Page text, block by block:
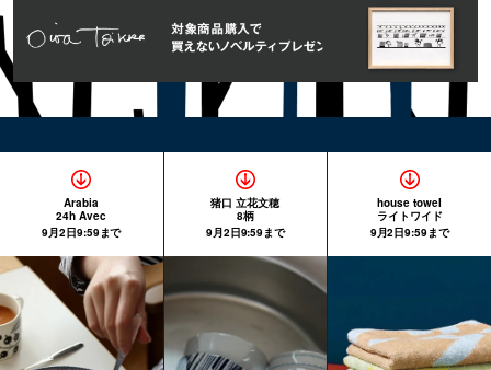
Arabia
24h Avec
9月2日9:59まで
猪口 立花文穂
8柄
9月2日9:59まで
house towel
ライトワイド
9月2日9:59まで